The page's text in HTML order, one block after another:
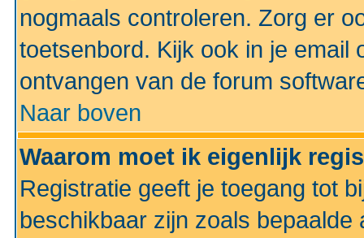
nogmaals controleren. Zorg er
toetsenbord. Kijk ook in je email
ontvangen van de forum
Naar boven
Waarom moet ik eigenlijk
Registratie geeft je toegang tot
beschikbaar zijn zoals